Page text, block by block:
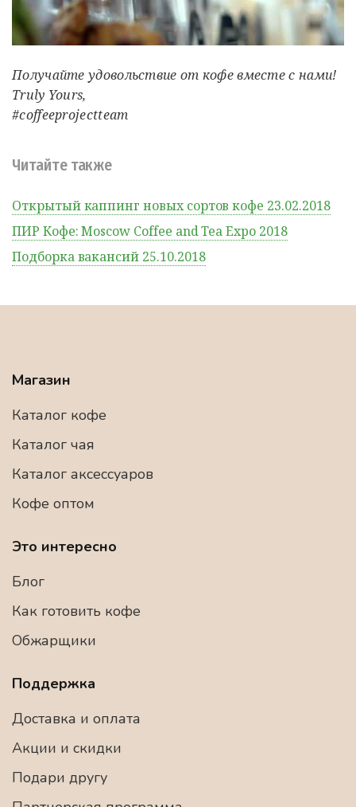
Получайте удовольствие от кофе вместе с нами!
Truly Yours,
#coffeeprojectteam
Читайте также
Открытый каппинг новых сортов кофе 23.02.2018
ПИР Кофе: Moscow Coffee and Tea Expo 2018
Подборка вакансий 25.10.2018
Магазин
Каталог кофе
Каталог чая
Каталог аксессуаров
Кофе оптом
Это интересно
Блог
Как готовить кофе
Обжарщики
Поддержка
Доставка и оплата
Акции и скидки
Подари другу